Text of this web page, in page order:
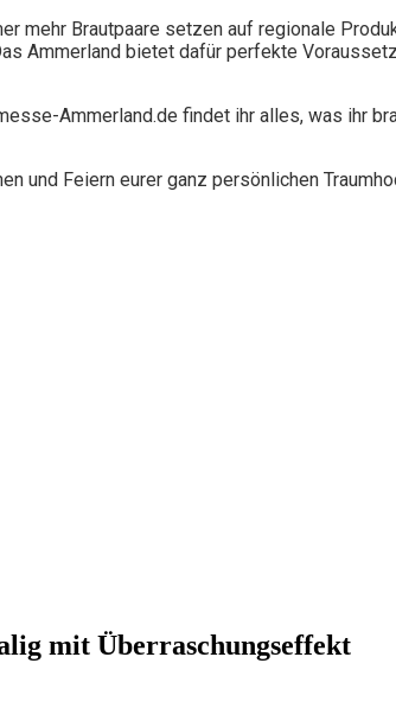
mehr Brautpaare setzen auf regionale
Ammerland bietet dafür perfekte
Ammerland.de findet ihr alles, was ihr
und Feiern eurer ganz persönlichen
mit Überraschungseffekt